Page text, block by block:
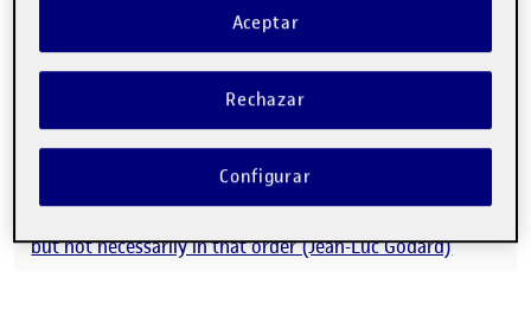
Fecha de publicacióncomentario
mi propia marca, espero que os guste la ropa!!!!
but not necessarily in that order (Jean-Luc Godard)
Rechazar
Aceptar
Configurar